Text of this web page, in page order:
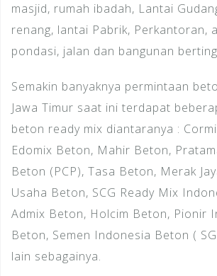
masjid, rumah ibadah, Lantai
renang, lantai Pabrik, Perkantoran,
pondasi, jalan dan bangunan
Semakin banyaknya permintaan
Jawa Timur saat ini terdapat
beton ready mix diantaranya :
Edomix Beton, Mahir Beton,
Beton (PCP), Tasa Beton, Merak
Usaha Beton, SCG Ready Mix
Admix Beton, Holcim Beton, Pionir
Beton, Semen Indonesia Beton (
lain sebagainya.